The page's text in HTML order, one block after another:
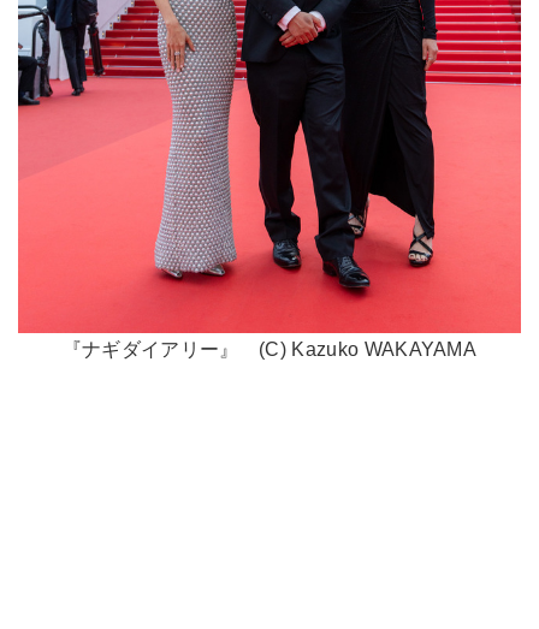
『ナギダイアリー』 (C) Kazuko WAKAYAMA